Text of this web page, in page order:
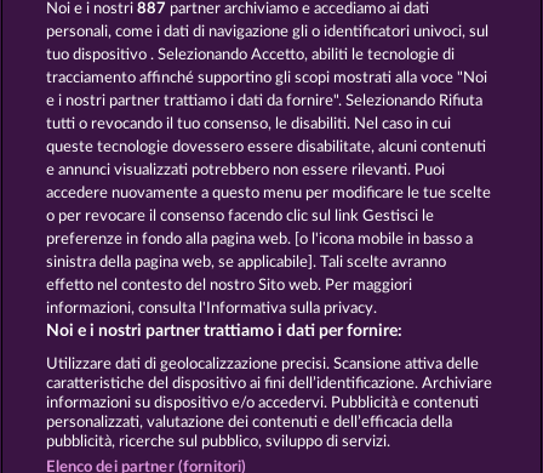
7 SUPERNOVA FRUITS 3 GOLDEN CHERRIES
Termini e condizioni
Informativa sulla privacy Note legali
Società FAQ Facebook
Invia richiesta di recesso
Noi e i nostri887 partner archiviamo e accediamo ai dati
personali, come i dati di navigazione gli o identificatori univoci, sul
tuo dispositivo . Selezionando Accetto, abiliti le tecnologie di
tracciamento affinché supportino gli scopi mostrati alla voce "Noi
e i nostri partner trattiamo i dati da fornire". Selezionando Rifiuta
tutti o revocando il tuo consenso, le disabiliti. Nel caso in cui
queste tecnologie dovessero essere disabilitate, alcuni contenuti
e annunci visualizzati potrebbero non essere rilevanti. Puoi
accedere nuovamente a questo menu per modificare le tue scelte
o per revocare il consenso facendo clic sul link Gestisci le
preferenze in fondo alla pagina web. [o l'icona mobile in basso a
sinistra della pagina web, se applicabile]. Tali scelte avranno
effetto nel contesto del nostro Sito web. Per maggiori
informazioni, consulta l'Informativa sulla privacy.
Noi e i nostri partner trattiamo i dati per fornire:
Utilizzare dati di geolocalizzazione precisi. Scansione attiva delle
caratteristiche del dispositivo ai fini dell’identificazione. Archiviare
informazioni su dispositivo e/o accedervi. Pubblicità e contenuti
personalizzati, valutazione dei contenuti e dell’efficacia della
pubblicità, ricerche sul pubblico, sviluppo di servizi.
Elenco dei partner (fornitori)